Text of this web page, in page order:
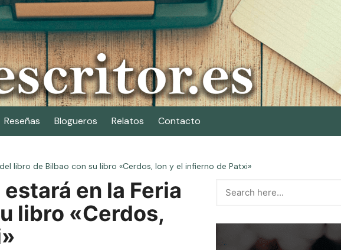
Reseñas Blogueros Relatos Contacto
libro de Bilbao con su libro «Cerdos, Ion y el infierno de Patxi»
en la Feria
libro «Cerdos,